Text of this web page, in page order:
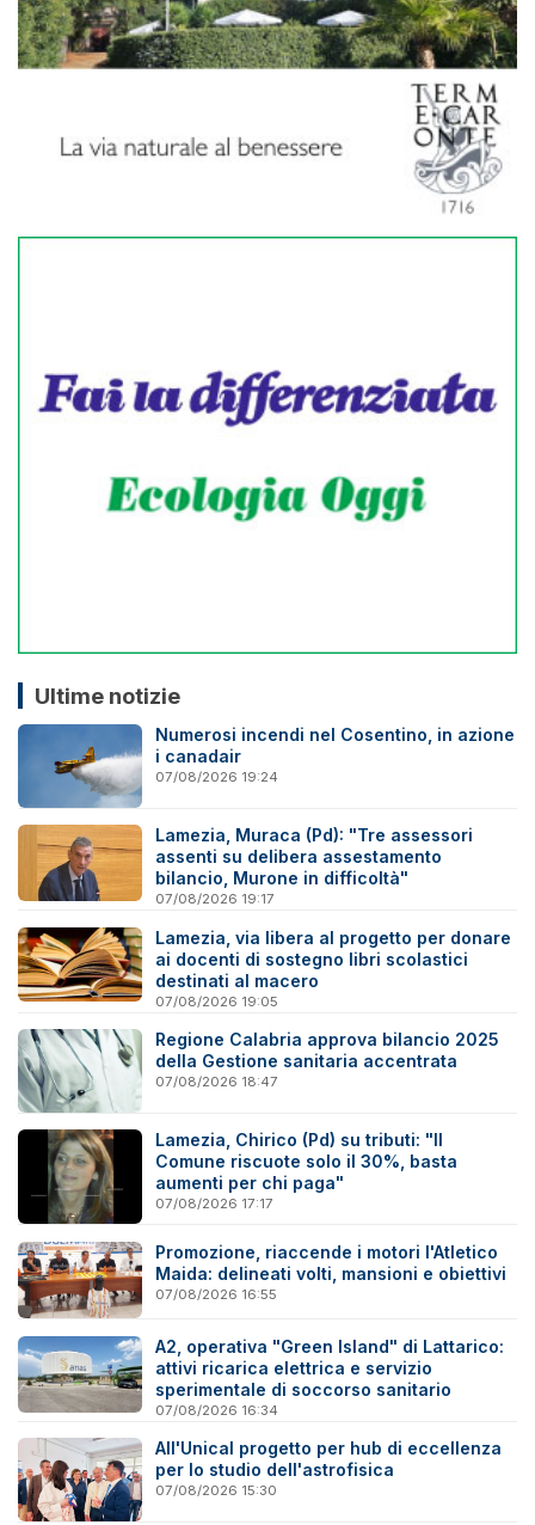
Ultime notizie
Numerosi incendi nel Cosentino, in azione
i canadair
07/08/2026 19:24
Lamezia, Muraca (Pd): "Tre assessori
assenti su delibera assestamento
bilancio, Murone in difficoltà"
07/08/2026 19:17
Lamezia, via libera al progetto per donare
ai docenti di sostegno libri scolastici
destinati al macero
07/08/2026 19:05
Regione Calabria approva bilancio 2025
della Gestione sanitaria accentrata
07/08/2026 18:47
Lamezia, Chirico (Pd) su tributi: "Il
Comune riscuote solo il 30%, basta
aumenti per chi paga"
07/08/2026 17:17
Promozione, riaccende i motori l'Atletico
Maida: delineati volti, mansioni e obiettivi
07/08/2026 16:55
A2, operativa "Green Island" di Lattarico:
attivi ricarica elettrica e servizio
sperimentale di soccorso sanitario
07/08/2026 16:34
All'Unical progetto per hub di eccellenza
per lo studio dell'astrofisica
07/08/2026 15:30